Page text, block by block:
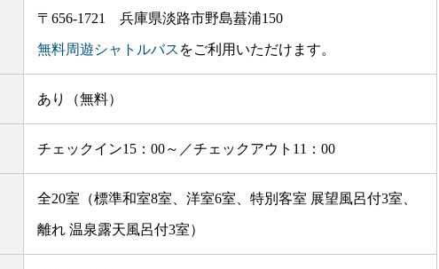
〒656-1721 兵庫県淡路市野島蟇浦150
無料周遊シャトルバス をご利用いただけます。
あり（無料）
チェックイン15：00～／チェックアウト11：00
全20室（標準和室8室、洋室6室、特別客室 展望風呂付3室、
離れ 温泉露天風呂付3室）